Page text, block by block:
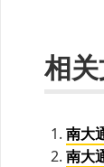
相
南大
南大